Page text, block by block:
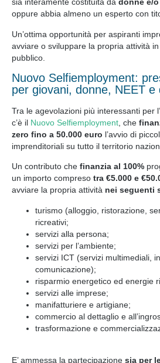
oppure abbia almeno un esperto con
Un’ottima opportunità per aspiranti
avviare o sviluppare la propria attività
pubblico.
Nuovo Selfiemployment:
per giovani, donne, NEET e
Tra le agevolazioni più interessanti per
c’è il Nuovo Selfiemployment , che
zero fino a 50.000 euro l’avvio di
imprenditoriali su tutto il territorio
Un contributo che finanzia al 100%
un importo compreso tra €5.000 e
avviare la propria attività nei seguenti
turismo (alloggio, ristorazione,
ricreativi;
servizi alla persona;
servizi per l’ambiente;
servizi ICT (servizi multimediali,
comunicazione);
risparmio energetico ed energie
servizi alle imprese;
manifatturiere e artigiane;
commercio al dettaglio e
trasformazione e
E’ ammessa la partecipazione sia per